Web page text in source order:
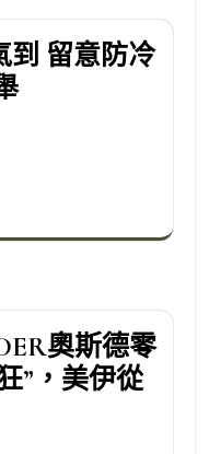
到 留意防冷
奧斯德零
”，美伊從